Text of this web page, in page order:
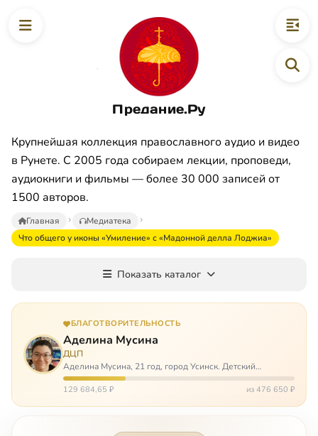
Предание.Ру
Крупнейшая коллекция православного аудио и видео
в Рунете. С 2005 года собираем лекции, проповеди,
аудиокниги и фильмы — более 30 000 записей от
1500 авторов.
Главная
Медиатека
Что общего у иконы «Умиление» с «Мадонной делла Лоджиа»
Показать каталог
БЛАГОТВОРИТЕЛЬНОСТЬ
Аделина Мусина
ДЦП
Аделина Мусина, 21 год, город Усинск. Детский
церебральный паралич, передвигается на ходунках или
коляске. Аделине требуется помощь, чтобы ноги
129 684,65 ₽ из 476 650 ₽